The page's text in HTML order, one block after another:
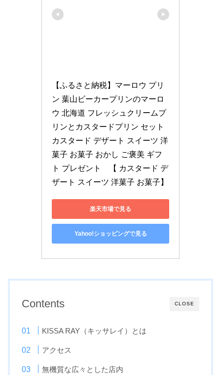
【ふるさと納税】マーロウ プリ
ン 葉山ビーカープリンのマーロ
ウ 北海道 フレッシュクリームプ
リンとカスタードプリン セット
カスタード デザート スイーツ 洋
菓子 お菓子 おかし ご褒美 ギフ
ト プレゼント　【 カスタード デ
ザート スイーツ 洋菓子 お菓子】
楽天市場で見る
Yahoo!ショッピングで見る
CLOSE
Contents
KISSA RAY（キッサレイ）とは
アクセス
無機質な広々とした店内